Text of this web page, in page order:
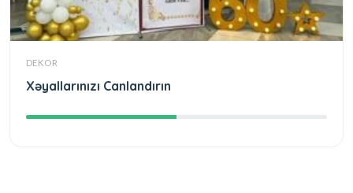
DEKOR
Xəyallarınızı Canlandırın